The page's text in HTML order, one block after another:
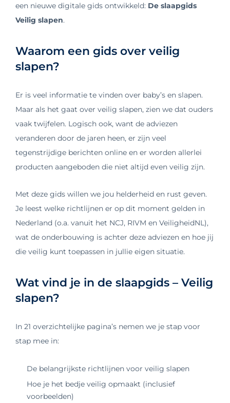
een nieuwe digitale gids ontwikkeld: De slaapgids
Veilig slapen.
Waarom een gids over veilig
slapen?
Er is veel informatie te vinden over baby’s en slapen.
Maar als het gaat over veilig slapen, zien we dat ouders
vaak twijfelen. Logisch ook, want de adviezen
veranderen door de jaren heen, er zijn veel
tegenstrijdige berichten online en er worden allerlei
producten aangeboden die niet altijd even veilig zijn.
Met deze gids willen we jou helderheid en rust geven.
Je leest welke richtlijnen er op dit moment gelden in
Nederland (o.a. vanuit het NCJ, RIVM en VeiligheidNL),
wat de onderbouwing is achter deze adviezen en hoe jij
die veilig kunt toepassen in jullie eigen situatie.
Wat vind je in de slaapgids – Veilig
slapen?
In 21 overzichtelijke pagina’s nemen we je stap voor
stap mee in:
De belangrijkste richtlijnen voor veilig slapen
Hoe je het bedje veilig opmaakt (inclusief
voorbeelden)